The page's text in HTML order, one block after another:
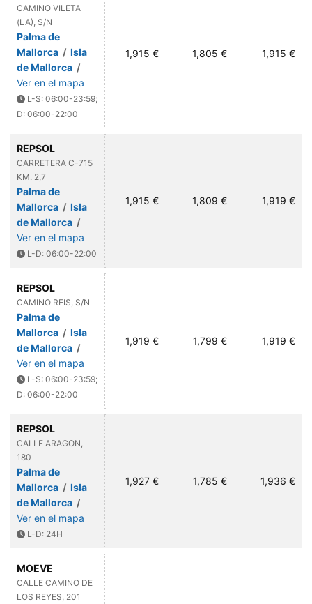
CAMINO VILETA
(LA), S/N
Palma de
Mallorca / Isla
de Mallorca /
Ver en el mapa
L-S: 06:00-23:59;
D: 06:00-22:00
1,915 € 1,805 € 1,915 €
REPSOL
CARRETERA C-715
KM. 2,7
Palma de
Mallorca / Isla
de Mallorca /
Ver en el mapa
L-D: 06:00-22:00
1,915 € 1,809 € 1,919 €
REPSOL
CAMINO REIS, S/N
Palma de
Mallorca / Isla
de Mallorca /
Ver en el mapa
L-S: 06:00-23:59;
D: 06:00-22:00
1,919 € 1,799 € 1,919 €
REPSOL
CALLE ARAGON,
180
Palma de
Mallorca / Isla
de Mallorca /
Ver en el mapa
L-D: 24H
1,927 € 1,785 € 1,936 €
MOEVE
CALLE CAMINO DE
LOS REYES, 201